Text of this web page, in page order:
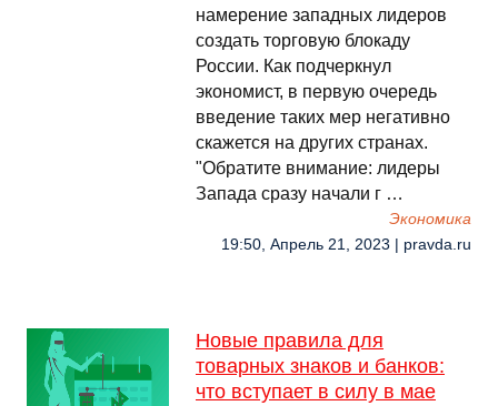
намерение западных лидеров
создать торговую блокаду
России. Как подчеркнул
экономист, в первую очередь
введение таких мер негативно
скажется на других странах.
"Обратите внимание: лидеры
Запада сразу начали г …
Экономика
19:50, Апрель 21, 2023 | pravda.ru
Новые правила для
товарных знаков и банков:
что вступает в силу в мае